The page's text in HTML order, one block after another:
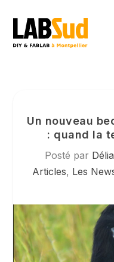
Un nouveau
: quand la
Posté par
Articles, Les